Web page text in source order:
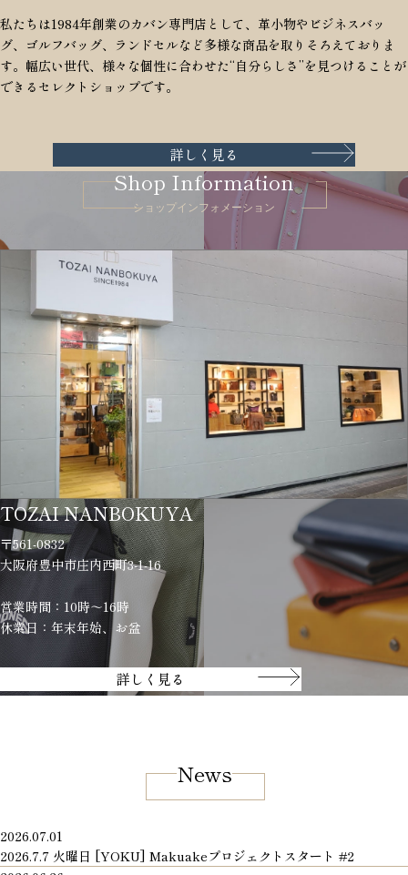
私たちは1984年創業のカバン専門店として、革小物やビジネスバッ
グ、ゴルフバッグ、ランドセルなど多様な商品を取りそろえておりま
す。幅広い世代、様々な個性に合わせた“自分らしさ”を見つけることが
できるセレクトショップです。
詳しく見る
Shop Information
ショップインフォメーション
TOZAI NANBOKUYA
〒561-0832
大阪府豊中市庄内西町3-1-16
営業時間：10時～16時
休業日：年末年始、お盆
詳しく見る
News
2026.07.01
2026.7.7 火曜日 [YOKU] Makuakeプロジェクトスタート #2